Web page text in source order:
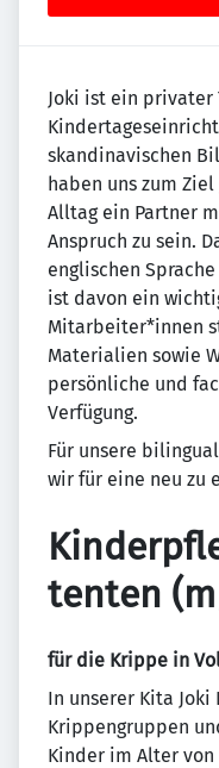
Joki ist ein privater
skandinavischen
haben uns zum
Alltag ein Partner
Anspruch zu sein.
englischen
ist davon ein
Mitarbeiter*innen
Materialien sowie
persönliche und
Verfügung.
Für unsere
wir für eine neu zu
tenten
für die Krippe in
In unserer Kita
Krippengruppen
Kinder im Alter von